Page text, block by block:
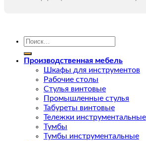
Искать:
Производственная мебель
Шкафы для инструментов
Рабочие столы
Стулья винтовые
Промышленные стулья
Табуреты винтовые
Тележки инструментальные
Тумбы
Тумбы инструментальные